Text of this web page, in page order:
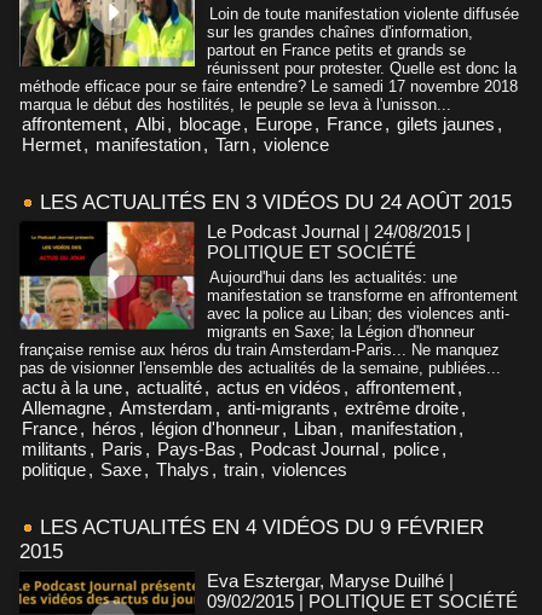
Loin de toute manifestation violente diffusée
sur les grandes chaînes d'information,
partout en France petits et grands se
réunissent pour protester. Quelle est donc la
méthode efficace pour se faire entendre? Le samedi 17 novembre 2018
marqua le début des hostilités, le peuple se leva à l'unisson...
affrontement, Albi, blocage, Europe, France, gilets jaunes ,
Hermet, manifestation, Tarn, violence
LES ACTUALITÉS EN 3 VIDÉOS DU 24 AOÛT 2015
Le Podcast Journal | 24/08/2015 |
POLITIQUE ET SOCIÉTÉ
Aujourd'hui dans les actualités: une
manifestation se transforme en affrontement
avec la police au Liban; des violences anti-
migrants en Saxe; la Légion d'honneur
française remise aux héros du train Amsterdam-Paris... Ne manquez
pas de visionner l'ensemble des actualités de la semaine, publiées...
actu à la une, actualité, actus en vidéos , affrontement,
Allemagne, Amsterdam , anti-migrants , extrême droite,
France, héros , légion d'honneur, Liban, manifestation,
militants , Paris , Pays-Bas , Podcast Journal, police,
politique, Saxe, Thalys , train, violences
LES ACTUALITÉS EN 4 VIDÉOS DU 9 FÉVRIER
2015
Eva Esztergar, Maryse Duilhé |
09/02/2015 | POLITIQUE ET SOCIÉTÉ